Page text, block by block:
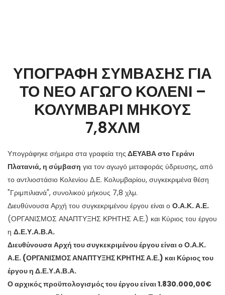
ΥΠΟΓΡΑΦΗ ΣΥΜΒΑΣΗΣ ΓΙΑ
ΤΟ ΝΕΟ ΑΓΩΓΟ ΚΟΛΕΝΙ –
ΚΟΛΥΜΒΑΡΙ ΜΗΚΟΥΣ
7,8ΧΛΜ
Υπογράφηκε σήμερα στα γραφεία τηςΔΕΥΑΒΑ στο Γεράνι
Πλατανιά, η σύμβαση για τον αγωγό μεταφοράς ύδρευσης, από
το αντλιοστάσιο Κολενίου Δ.Ε. Κολυμβαρίου, συγκεκριμένα θέση
"Γριμπιλιανά", συνολικού μήκους 7,8 χλμ.
Διευθύνουσα Αρχή του συγκεκριμένου έργου είναι ο Ο.Α.Κ. Α.Ε.
(ΟΡΓΑΝΙΣΜΟΣ ΑΝΑΠΤΥΞΗΣ ΚΡΗΤΗΣ Α.Ε.) και Κύριος του έργου
η Δ.Ε.Υ.Α.Β.Α.
Διευθύνουσα Αρχή του συγκεκριμένου έργου είναι ο Ο.Α.Κ.
Α.Ε. (ΟΡΓΑΝΙΣΜΟΣ ΑΝΑΠΤΥΞΗΣ ΚΡΗΤΗΣ Α.Ε.) και Κύριος του
έργου η Δ.Ε.Υ.Α.Β.Α.
Ο αρχικός προϋπολογισμός του έργου είναι 1.830.000,00€